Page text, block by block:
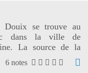
se trouve au
dans la ville de
La source de la
des plus belles
6 notes